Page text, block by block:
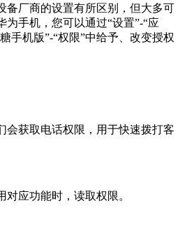
备厂商的设置有所区别，但大多可
手机，您可以通过“设置”-“应
手机版”-“权限”中给予、改变授权
会获取电话权限，用于快速拨打客
应功能时，读取权限。